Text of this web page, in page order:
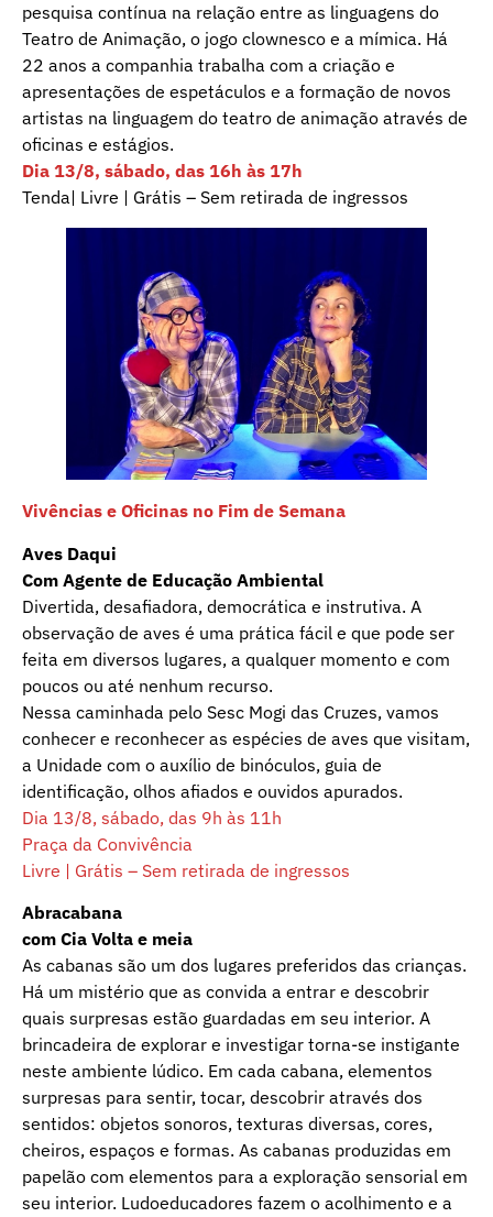
pesquisa contínua na relação entre as linguagens do
Teatro de Animação, o jogo clownesco e a mímica. Há
22 anos a companhia trabalha com a criação e
apresentações de espetáculos e a formação de novos
artistas na linguagem do teatro de animação através de
oficinas e estágios.
Dia 13/8, sábado, das 16h às 17h
Tenda| Livre | Grátis – Sem retirada de ingressos
Vivências e Oficinas no Fim de Semana
Aves Daqui
Com Agente de Educação Ambiental
Divertida, desafiadora, democrática e instrutiva. A
observação de aves é uma prática fácil e que pode ser
feita em diversos lugares, a qualquer momento e com
poucos ou até nenhum recurso.
Nessa caminhada pelo Sesc Mogi das Cruzes, vamos
conhecer e reconhecer as espécies de aves que visitam,
a Unidade com o auxílio de binóculos, guia de
identificação, olhos afiados e ouvidos apurados.
Dia 13/8, sábado, das 9h às 11h
Praça da Convivência
Livre | Grátis – Sem retirada de ingressos
Abracabana
com Cia Volta e meia
As cabanas são um dos lugares preferidos das crianças.
Há um mistério que as convida a entrar e descobrir
quais surpresas estão guardadas em seu interior. A
brincadeira de explorar e investigar torna-se instigante
neste ambiente lúdico. Em cada cabana, elementos
surpresas para sentir, tocar, descobrir através dos
sentidos: objetos sonoros, texturas diversas, cores,
cheiros, espaços e formas. As cabanas produzidas em
papelão com elementos para a exploração sensorial em
seu interior. Ludoeducadores fazem o acolhimento e a